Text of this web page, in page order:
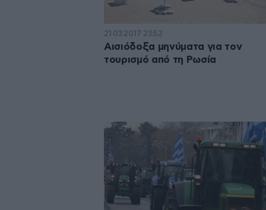
21·03·2017 23:52
Αισιόδοξα μηνύματα για τον
τουρισμό από τη Ρωσία